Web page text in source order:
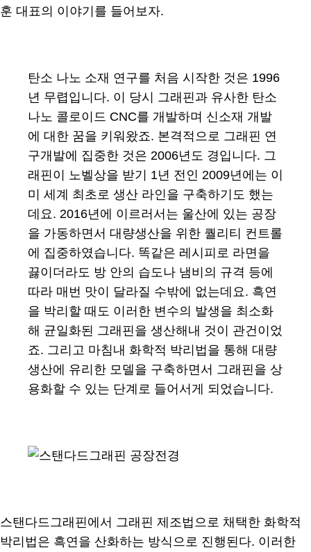
훈 대표의 이야기를 들어보자.
탄소 나노 소재 연구를 처음 시작한 것은 1996
년 무렵입니다. 이 당시 그래핀과 유사한 탄소
나노 콜로이드 CNC를 개발하며 신소재 개발
에 대한 꿈을 키워왔죠. 본격적으로 그래핀 연
구개발에 집중한 것은 2006년도 경입니다. 그
래핀이 노벨상을 받기 1년 전인 2009년에는 이
미 세계 최초로 생산 라인을 구축하기도 했는
데요. 2016년에 이르러서는 울산에 있는 공장
을 가동하면서 대량생산을 위한 퀄리티 컨트롤
에 집중하였습니다. 똑같은 레시피로 라면을
끓이더라도 방 안의 습도나 냄비의 규격 등에
따라 매번 맛이 달라질 수밖에 없는데요. 흑연
을 박리할 때도 이러한 변수의 발생을 최소화
해 균일화된 그래핀을 생산해내 것이 관건이었
죠. 그리고 마침내 화학적 박리법을 통해 대량
생산에 유리한 모델을 구축하면서 그래핀을 상
용화할 수 있는 단계로 들어서게 되었습니다.
스탠다드그래핀에서 그래핀 제조법으로 채택한 화학적
박리법은 흑연을 산화하는 방식으로 진행된다. 이러한